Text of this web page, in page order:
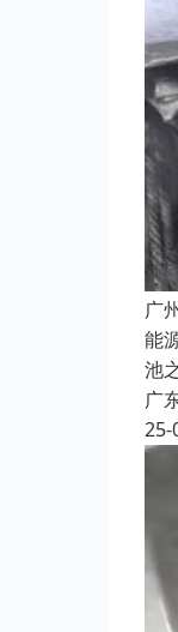
广
能
池
广
25-